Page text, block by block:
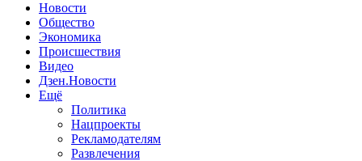
Новости
Общество
Экономика
Происшествия
Видео
Дзен.Новости
Ещё
Политика
Нацпроекты
Рекламодателям
Развлечения